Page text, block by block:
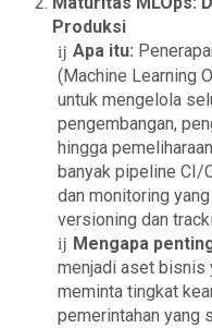
Produksi
Apa itu:
(Machine Learning
untuk mengelola
pengembangan,
hingga
banyak pipeline CI/
dan monitoring
versioning dan
Mengapa
menjadi aset bisnis
meminta tingkat
pemerintahan yang